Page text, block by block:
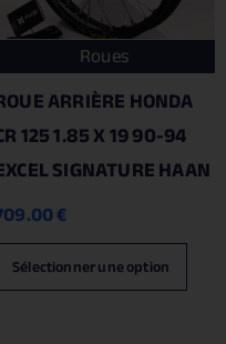
Roues
ARRIÈRE HONDA
125 1.85 X 19 90-94
SIGNATURE HAAN
€
Sélectionner une option